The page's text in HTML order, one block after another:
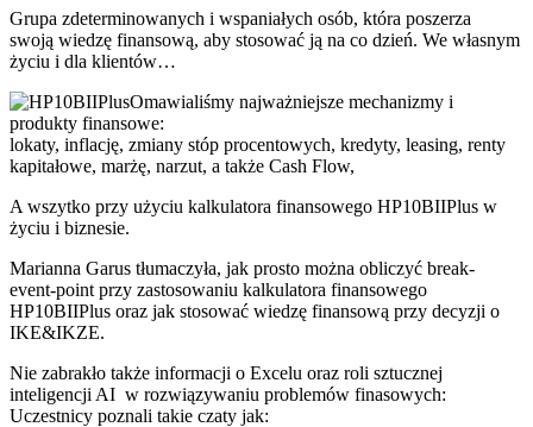
Grupa zdeterminowanych i wspaniałych osób, która poszerza
swoją wiedzę finansową, aby stosować ją na co dzień. We własnym
życiu i dla klientów…
Omawialiśmy najważniejsze mechanizmy i
produkty finansowe:
lokaty, inflację, zmiany stóp procentowych, kredyty, leasing, renty
kapitałowe, marżę, narzut, a także Cash Flow,
A wszytko przy użyciu kalkulatora finansowego HP10BIIPlus w
życiu i biznesie.
Marianna Garus tłumaczyła, jak prosto można obliczyć break-
event-point przy zastosowaniu kalkulatora finansowego
HP10BIIPlus oraz jak stosować wiedzę finansową przy decyzji o
IKE&IKZE.
Nie zabrakło także informacji o Excelu oraz roli sztucznej
inteligencji AI w rozwiązywaniu problemów finasowych:
Uczestnicy poznali takie czaty jak: